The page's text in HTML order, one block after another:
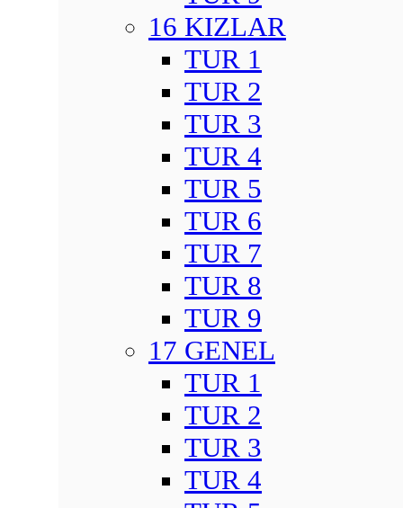
16 KIZLAR
TUR 1
TUR 2
TUR 3
TUR 4
TUR 5
TUR 6
TUR 7
TUR 8
TUR 9
17 GENEL
TUR 1
TUR 2
TUR 3
TUR 4